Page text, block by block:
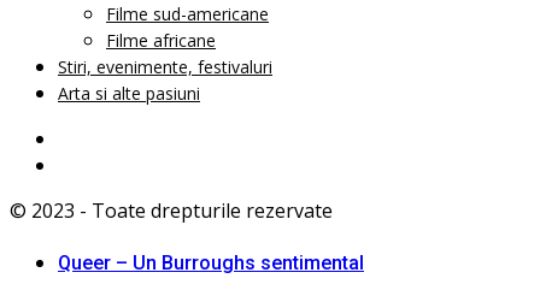
Filme sud-americane
Filme africane
Stiri, evenimente, festivaluri
Arta si alte pasiuni
© 2023 - Toate drepturile rezervate
Queer – Un Burroughs sentimental